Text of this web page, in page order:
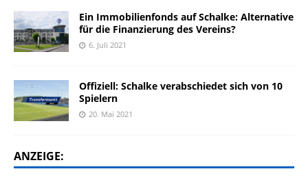
Ein Immobilienfonds auf Schalke: Alternative
für die Finanzierung des Vereins?
6. Juli 2021
Offiziell: Schalke verabschiedet sich von 10
Spielern
20. Mai 2021
ANZEIGE: